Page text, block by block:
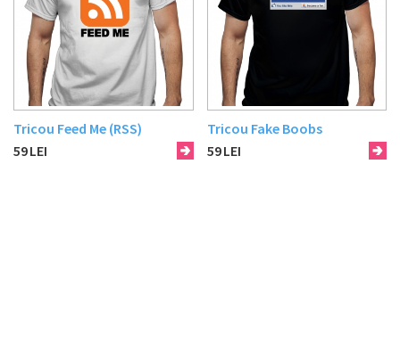
Tricou Feed Me (RSS)
59LEI
Tricou Fake Boobs
59LEI